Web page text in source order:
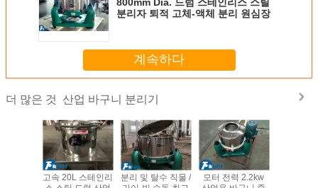
분리자 퇴적 고체-액체 분리 원심장
계속하다
더 많은 것 산업 바구니 분리기
고속 20L 스테인리
분리 및 탈수 직물 /
모터 전력 2.2kw